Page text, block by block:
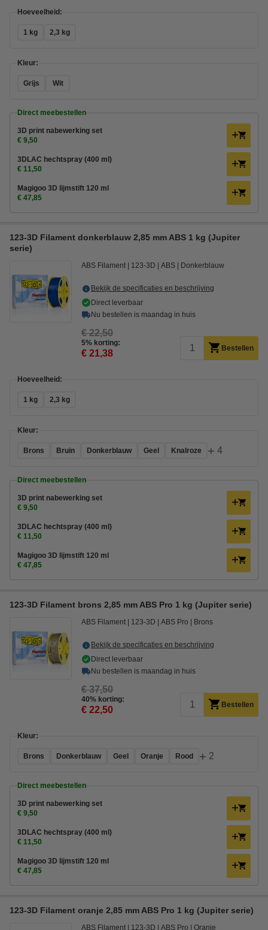
Hoeveelheid:
1 kg 2,3 kg
Kleur:
Grijs Wit
Direct meebestellen
3D print nabewerking set
€ 9,50
3DLAC hechtspray (400 ml)
€ 11,50
Magigoo 3D lijmstift 120 ml
€ 47,85
123-3D Filament donkerblauw 2,85 mm ABS 1 kg (Jupiter
serie)
ABS Filament 123-3D ABS Donkerblauw
Bekijk de specificaties en beschrijving
Direct leverbaar
Nu bestellen is maandag in huis
€ 22,50
5% korting:
€ 21,38 Bestellen
Hoeveelheid:
1 kg 2,3 kg
Kleur:
Brons Bruin Donkerblauw Geel Knalroze + 4
Direct meebestellen
3D print nabewerking set
€ 9,50
3DLAC hechtspray (400 ml)
€ 11,50
Magigoo 3D lijmstift 120 ml
€ 47,85
123-3D Filament brons 2,85 mm ABS Pro 1 kg (Jupiter serie)
ABS Filament 123-3D ABS Pro Brons
Bekijk de specificaties en beschrijving
Direct leverbaar
Nu bestellen is maandag in huis
€ 37,50
40% korting:
€ 22,50 Bestellen
Kleur:
Brons Donkerblauw Geel Oranje Rood + 2
Direct meebestellen
3D print nabewerking set
€ 9,50
3DLAC hechtspray (400 ml)
€ 11,50
Magigoo 3D lijmstift 120 ml
€ 47,85
123-3D Filament oranje 2,85 mm ABS Pro 1 kg (Jupiter serie)
ABS Filament 123-3D ABS Pro Oranje